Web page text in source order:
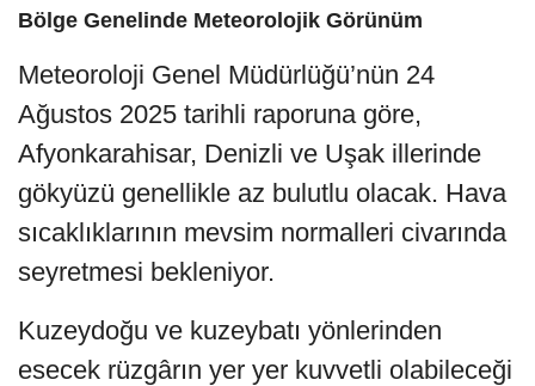
Bölge Genelinde Meteorolojik Görünüm
Meteoroloji Genel Müdürlüğü’nün 24
Ağustos 2025 tarihli raporuna göre,
Afyonkarahisar, Denizli ve Uşak illerinde
gökyüzü genellikle az bulutlu olacak. Hava
sıcaklıklarının mevsim normalleri civarında
seyretmesi bekleniyor.
Kuzeydoğu ve kuzeybatı yönlerinden
esecek rüzgârın yer yer kuvvetli olabileceği